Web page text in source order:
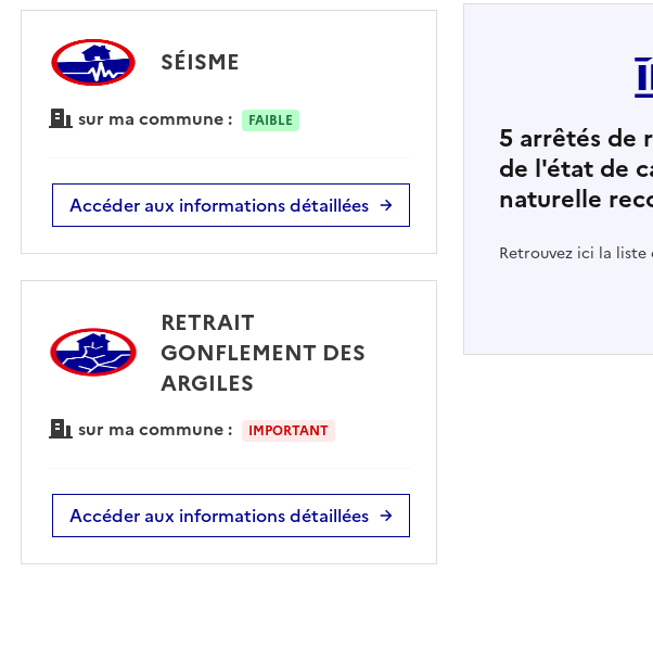
SÉISME
sur ma commune : FAIBLE
Accéder aux informations détaillées
RETRAIT
GONFLEMENT DES
ARGILES
sur ma commune : IMPORTANT
Accéder aux informations détaillées
5 arrêtés de
de l'état de
naturelle
Retrouvez ici la